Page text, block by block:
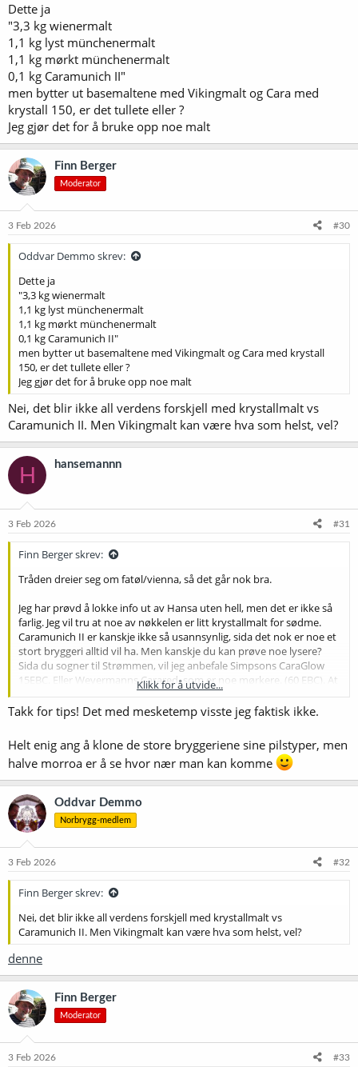
Dette ja
"3,3 kg wienermalt
1,1 kg lyst münchenermalt
1,1 kg mørkt münchenermalt
0,1 kg Caramunich II"
men bytter ut basemaltene med Vikingmalt og Cara med
krystall 150, er det tullete eller ?
Jeg gjør det for å bruke opp noe malt
Finn Berger
Moderator
3 Feb 2026 #30
Oddvar Demmo skrev:
Dette ja
"3,3 kg wienermalt
1,1 kg lyst münchenermalt
1,1 kg mørkt münchenermalt
0,1 kg Caramunich II"
men bytter ut basemaltene med Vikingmalt og Cara med krystall
150, er det tullete eller ?
Jeg gjør det for å bruke opp noe malt
Nei, det blir ikke all verdens forskjell med krystallmalt vs
Caramunich II. Men Vikingmalt kan være hva som helst, vel?
H hansemannn
3 Feb 2026 #31
Finn Berger skrev:
Tråden dreier seg om fatøl/vienna, så det går nok bra.
Jeg har prøvd å lokke info ut av Hansa uten hell, men det er ikke så
farlig. Jeg vil tru at noe av nøkkelen er litt krystallmalt for sødme.
Caramunich II er kanskje ikke så usannsynlig, sida det nok er noe et
stort bryggeri alltid vil ha. Men kanskje du kan prøve noe lysere?
Sida du sogner til Strømmen, vil jeg anbefale Simpsons CaraGlow
15EBC. Eller Weyermanns Carared, som er noe mørkere. (60 EBC). At
det også er en del münchnermalt i fatølet, er vel ikke en urimelig
tanke.
Et knep du kan prøve, er å meske litt høyere (69, kanskje 70?). Da
kan du bruke mer malt, og få mer fylde i ølet uten at det blir
sterkere, fordi du da får en høyere andel dekstriner ut av stivelsen,
og de er jo ikke gjærbare. (De påvirker i liten grad noe som helst
forøvrig, de er bare smakløs fyllmasse.)
En tommelfingerregel: Gjærbarheta synker med 4 prosentpoeng for
det viktig å treffe innmesktemperaturen. (Om temperaturen så
synker litt etter hvert, er ikke så farlig.)
Men å gjenskape lagerøl fra de store bryggeriene dreier seg nok om
(Jeg ser nesten på hjemmebrygga pilsnere og andre lettere lagerøl
som en annen øltype enn tilsvarende fra de store bryggeriene, og
Klikk for å utvide...
Takk for tips! Det med mesketemp visste jeg faktisk ikke.
Helt enig ang å klone de store bryggeriene sine pilstyper, men
halve morroa er å se hvor nær man kan komme
Oddvar Demmo
Norbrygg-medlem
3 Feb 2026 #32
Finn Berger skrev:
Nei, det blir ikke all verdens forskjell med krystallmalt vs
Caramunich II. Men Vikingmalt kan være hva som helst, vel?
denne
Finn Berger
Moderator
3 Feb 2026 #33